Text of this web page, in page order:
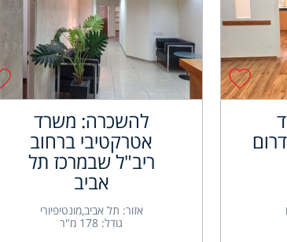
להשכרה: משרד
אטרקטיבי ברחוב
ריב"ל שבמרכז תל
אביב
אזור: תל אביב,מונטיפיורי
גודל: 178 מ"ר